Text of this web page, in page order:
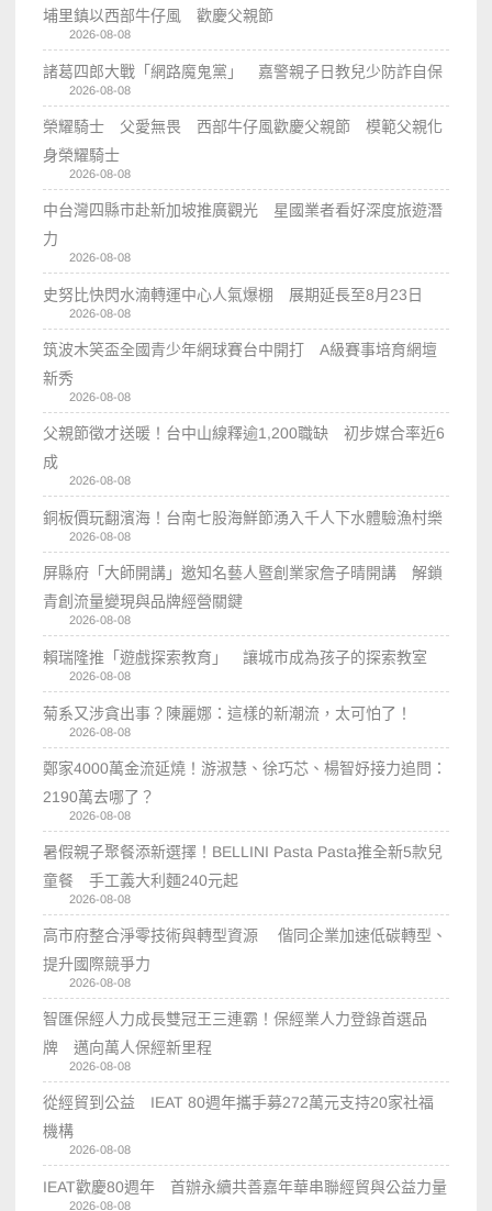
埔里鎮以西部牛仔風 歡慶父親節
2026-08-08
諸葛四郎大戰「網路魔鬼黨」 嘉警親子日教兒少防詐自保
2026-08-08
榮耀騎士 父愛無畏 西部牛仔風歡慶父親節 模範父親化
身榮耀騎士
2026-08-08
中台灣四縣市赴新加坡推廣觀光 星國業者看好深度旅遊潛
力
2026-08-08
史努比快閃水湳轉運中心人氣爆棚 展期延長至8月23日
2026-08-08
筑波木笑盃全國青少年網球賽台中開打 A級賽事培育網壇
新秀
2026-08-08
父親節徵才送暖！台中山線釋逾1,200職缺 初步媒合率近6
成
2026-08-08
銅板價玩翻濱海！台南七股海鮮節湧入千人下水體驗漁村樂
2026-08-08
屏縣府「大師開講」邀知名藝人暨創業家詹子晴開講 解鎖
青創流量變現與品牌經營關鍵
2026-08-08
賴瑞隆推「遊戲探索教育」 讓城市成為孩子的探索教室
2026-08-08
菊系又涉貪出事？陳麗娜：這樣的新潮流，太可怕了！
2026-08-08
鄭家4000萬金流延燒！游淑慧、徐巧芯、楊智妤接力追問：
2190萬去哪了？
2026-08-08
暑假親子聚餐添新選擇！BELLINI Pasta Pasta推全新5款兒
童餐 手工義大利麵240元起
2026-08-08
高市府整合淨零技術與轉型資源 偕同企業加速低碳轉型、
提升國際競爭力
2026-08-08
智匯保經人力成長雙冠王三連霸！保經業人力登錄首選品
牌 邁向萬人保經新里程
2026-08-08
從經貿到公益 IEAT 80週年攜手募272萬元支持20家社福
機構
2026-08-08
IEAT歡慶80週年 首辦永續共善嘉年華串聯經貿與公益力量
2026-08-08